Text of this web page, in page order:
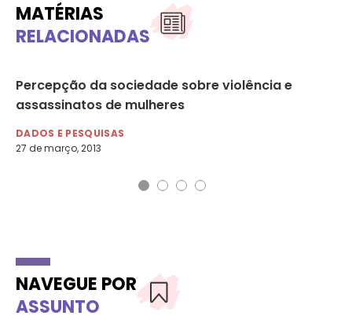
MATÉRIAS
RELACIONADAS
Percepção da sociedade sobre violência e
assassinatos de mulheres
DADOS E PESQUISAS
27 de março, 2013
NAVEGUE POR
ASSUNTO